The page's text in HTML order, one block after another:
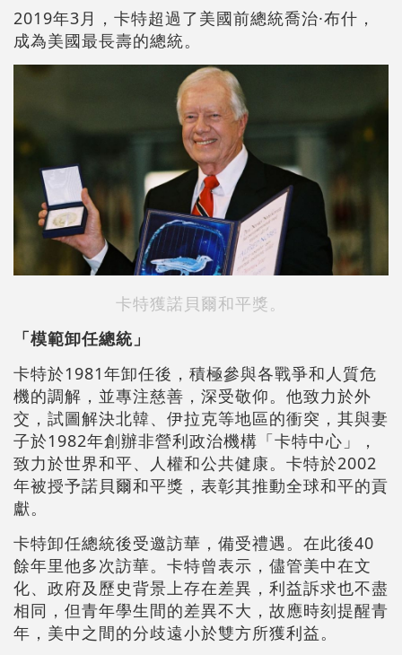
2019年3月，卡特超過了美國前總統喬治·布什，
成為美國最長壽的總統。
卡特獲諾貝爾和平獎。
「模範卸任總統」
卡特於1981年卸任後，積極參與各戰爭和人質危
機的調解，並專注慈善，深受敬仰。他致力於外
交，試圖解決北韓、伊拉克等地區的衝突，其與妻
子於1982年創辦非營利政治機構「卡特中心」，
致力於世界和平、人權和公共健康。卡特於2002
年被授予諾貝爾和平獎，表彰其推動全球和平的貢
獻。
卡特卸任總統後受邀訪華，備受禮遇。在此後40
餘年里他多次訪華。卡特曾表示，儘管美中在文
化、政府及歷史背景上存在差異，利益訴求也不盡
相同，但青年學生間的差異不大，故應時刻提醒青
年，美中之間的分歧遠小於雙方所獲利益。